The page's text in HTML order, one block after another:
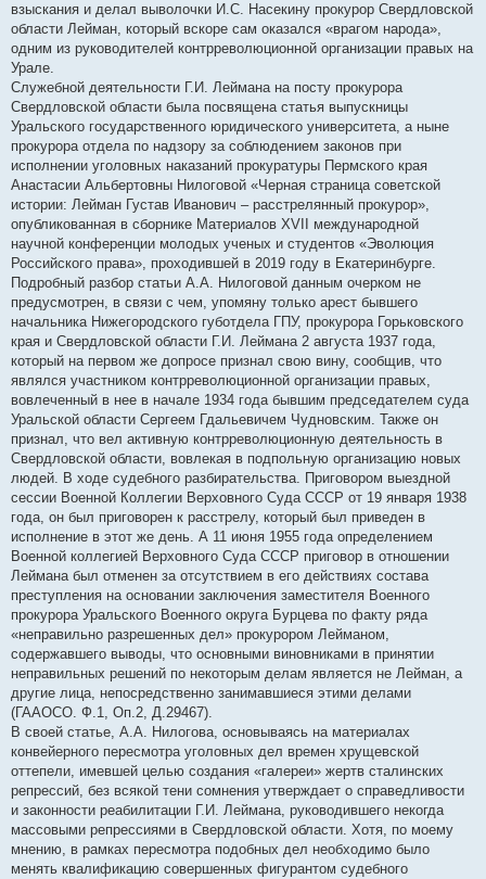
взыскания и делал выволочки И.С. Насекину прокурор Свердловской
области Лейман, который вскоре сам оказался «врагом народа»,
одним из руководителей контрреволюционной организации правых на
Урале.
Служебной деятельности Г.И. Леймана на посту прокурора
Свердловской области была посвящена статья выпускницы
Уральского государственного юридического университета, а ныне
прокурора отдела по надзору за соблюдением законов при
исполнении уголовных наказаний прокуратуры Пермского края
Анастасии Альбертовны Нилоговой «Черная страница советской
истории: Лейман Густав Иванович – расстрелянный прокурор»,
опубликованная в сборнике Материалов XVII международной
научной конференции молодых ученых и студентов «Эволюция
Российского права», проходившей в 2019 году в Екатеринбурге.
Подробный разбор статьи А.А. Нилоговой данным очерком не
предусмотрен, в связи с чем, упомяну только арест бывшего
начальника Нижегородского губотдела ГПУ, прокурора Горьковского
края и Свердловской области Г.И. Леймана 2 августа 1937 года,
который на первом же допросе признал свою вину, сообщив, что
являлся участником контрреволюционной организации правых,
вовлеченный в нее в начале 1934 года бывшим председателем суда
Уральской области Сергеем Гдальевичем Чудновским. Также он
признал, что вел активную контрреволюционную деятельность в
Свердловской области, вовлекая в подпольную организацию новых
людей. В ходе судебного разбирательства. Приговором выездной
сессии Военной Коллегии Верховного Суда СССР от 19 января 1938
года, он был приговорен к расстрелу, который был приведен в
исполнение в этот же день. А 11 июня 1955 года определением
Военной коллегией Верховного Суда СССР приговор в отношении
Леймана был отменен за отсутствием в его действиях состава
преступления на основании заключения заместителя Военного
прокурора Уральского Военного округа Бурцева по факту ряда
«неправильно разрешенных дел» прокурором Лейманом,
содержавшего выводы, что основными виновниками в принятии
неправильных решений по некоторым делам является не Лейман, а
другие лица, непосредственно занимавшиеся этими делами
(ГААОСО. Ф.1, Оп.2, Д.29467).
В своей статье, А.А. Нилогова, основываясь на материалах
конвейерного пересмотра уголовных дел времен хрущевской
оттепели, имевшей целью создания «галереи» жертв сталинских
репрессий, без всякой тени сомнения утверждает о справедливости
и законности реабилитации Г.И. Леймана, руководившего некогда
массовыми репрессиями в Свердловской области. Хотя, по моему
мнению, в рамках пересмотра подобных дел необходимо было
менять квалификацию совершенных фигурантом судебного